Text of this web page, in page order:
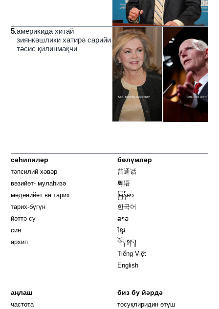
5.америкида хитай
зиянкәшлики хатирә сарийи
тәсис қилинмақчи
сәһипиләр
тәпсилий хәвәр
вәзийәт- мулаһизә
мәдәнийәт вә тарих
тарих-бүгүн
йәттә су
син
архип
бөлүмләр
普通话
粤语
မြန်မာ
한국어
ລາວ
ខ្មែរ
བོད་སྐད།
Tiếng Việt
English
аңлаш
частота
биз бу йәрдә
тосуқлиридин өтүш